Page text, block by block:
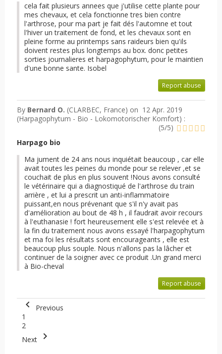
cela fait plusieurs annees que j'utilise cette plante pour
mes chevaux, et cela fonctionne tres bien contre
l'arthrose, pour ma part je fait dés l'automne et tout
l'hiver un traitement de fond, et les chevaux sont en
pleine forme au printemps sans raideurs bien qu'ils
doivent restes plus longtemps au box. donc petites
sorties journalieres et harpagophytum, pour le maintien
d'une bonne sante. Isobel
Report abuse
By Bernard O. (CLARBEC, France) on 12 Apr. 2019
(Harpagophytum - Bio - Lokomotorischer Komfort) :
(5/5)
Harpago bio
Ma jument de 24 ans nous inquiétait beaucoup , car elle
avait toutes les peines du monde pour se relever ,et se
couchait de plus en plus souvent !Nous avons consulté
le vétérinaire qui a diagnostiqué de l'arthrose du train
arrière , et lui a prescrit un anti-inflammatoire
puissant,en nous prévenant que s'il n'y avait pas
d'amélioration au bout de 48 h , il faudrait avoir recours
à l'euthanasie ! fort heureusement elle s'est relevée et à
la fin du traitement nous avons essayé l'harpagophytum
et ma foi les résultats sont encourageants , elle est
beaucoup plus souple. Nous n'allons pas la lâcher et
continuer de la soigner avec ce produit .Un grand merci
à Bio-cheval
Report abuse

Previous
1
2
Next
